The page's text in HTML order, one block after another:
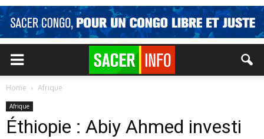
Home Afrique
Afrique
Éthiopie : Abiy Ahmed investi